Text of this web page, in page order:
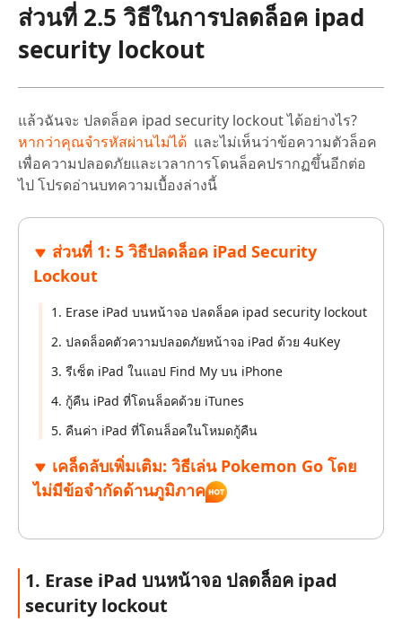
ส่วนที่ 2.5 วิธีในการปลดล็อค ipad
security lockout
แล้วฉันจะ ปลดล็อค ipad security lockout ได้อย่างไร?
หากว่าคุณจำรหัสผ่านไม่ได้ และไม่เห็นว่าข้อความตัวล็อค
เพื่อความปลอดภัยและเวลาการโดนล็อคปรากฏขึ้นอีกต่อ
ไป โปรดอ่านบทความเบื้องล่างนี้
ส่วนที่ 1: 5 วิธีปลดล็อค iPad Security
Lockout
1. Erase iPad บนหน้าจอ ปลดล็อค ipad security lockout
2. ปลดล็อคตัวความปลอดภัยหน้าจอ iPad ด้วย 4uKey
3. รีเซ็ต iPad ในแอป Find My บน iPhone
4. กู้คืน iPad ที่โดนล็อคด้วย iTunes
5. คืนค่า iPad ที่โดนล็อคในโหมดกู้คืน
เคล็ดลับเพิ่มเติม: วิธีเล่น Pokemon Go โดย
ไม่มีข้อจำกัดด้านภูมิภาค
1. Erase iPad บนหน้าจอ ปลดล็อค ipad
security lockout